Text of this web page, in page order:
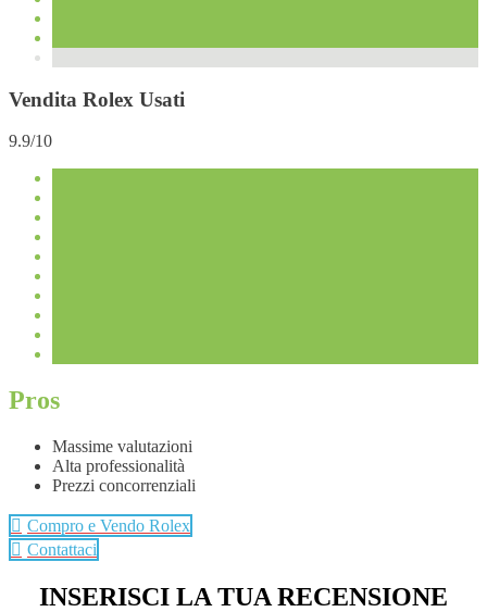
Vendita Rolex Usati
9.9/10
Pros
Massime valutazioni
Alta professionalità
Prezzi concorrenziali
Compro e Vendo Rolex
Contattaci
INSERISCI LA TUA RECENSIONE